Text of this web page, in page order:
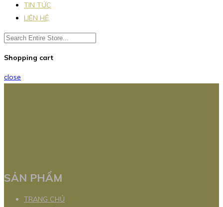
TIN TỨC
LIÊN HỆ
Shopping cart
close
SẢN PHẨM
TRANG CHỦ